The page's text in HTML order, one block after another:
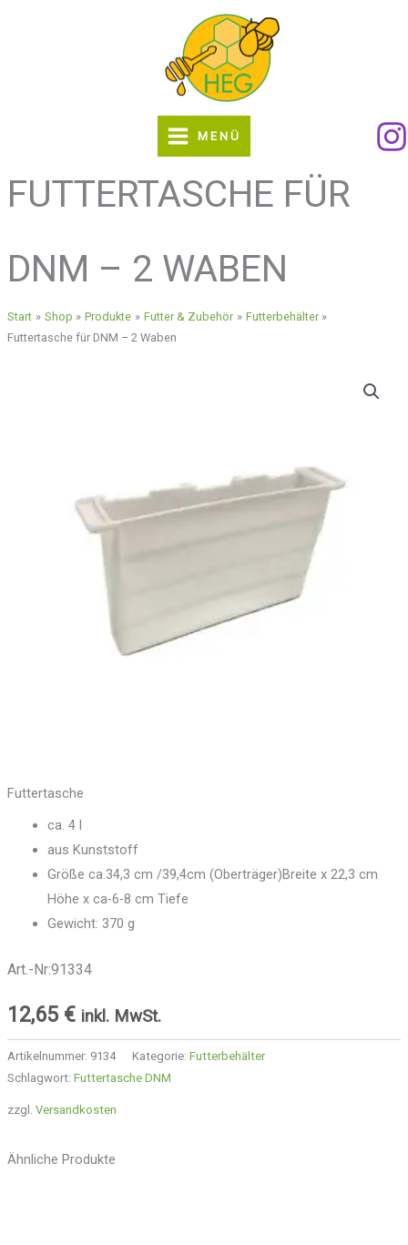
MENÜ
FUTTERTASCHE FÜR
DNM – 2 WABEN
Start Shop Produkte Futter & Zubehör
Futterbehälter
Futtertasche für DNM – 2 Waben
Futtertasche
ca. 4 l
aus Kunststoff
Größe ca.34,3 cm /39,4cm (Oberträger)Breite x 22,3 cm
Höhe x ca-6-8 cm Tiefe
Gewicht: 370 g
Art.-Nr:91334
12,65 € inkl. MwSt.
Artikelnummer: 9134 Kategorie: Futterbehälter
Schlagwort: Futtertasche DNM
zzgl. Versandkosten
Ähnliche Produkte